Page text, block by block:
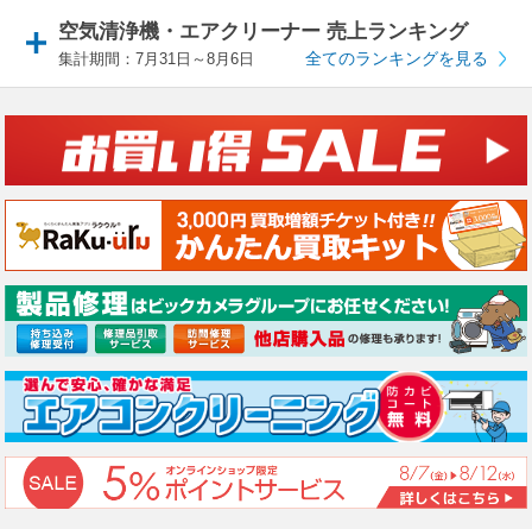
空気清浄機・エアクリーナー 売上ランキング
集計期間：7月31日～8月6日 全てのランキングを見る